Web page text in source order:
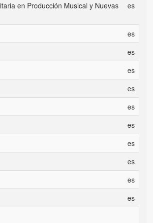
en Producción Musical y Nuevas
es
es
es
es
es
es
es
es
es
es
es